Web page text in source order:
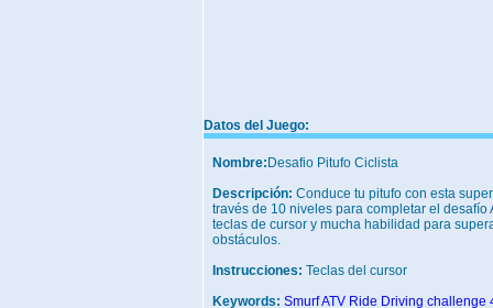
Datos del Juego:
Nombre: Desafio Pitufo Ciclista
Descripción: Conduce tu pitufo con esta
través de 10 niveles para completar el desafío
teclas de cursor y mucha habilidad para
obstáculos.
Instrucciones: Teclas del cursor
Keywords: SmurfATV Ride Driving challenge